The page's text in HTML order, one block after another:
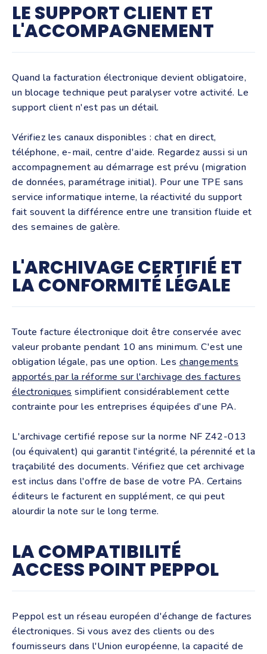
LE SUPPORT CLIENT ET
L'ACCOMPAGNEMENT
Quand la facturation électronique devient obligatoire,
un blocage technique peut paralyser votre activité. Le
support client n'est pas un détail.
Vérifiez les canaux disponibles : chat en direct,
téléphone, e-mail, centre d'aide. Regardez aussi si un
accompagnement au démarrage est prévu (migration
de données, paramétrage initial). Pour une TPE sans
service informatique interne, la réactivité du support
fait souvent la différence entre une transition fluide et
des semaines de galère.
L'ARCHIVAGE CERTIFIÉ ET
LA CONFORMITÉ LÉGALE
Toute facture électronique doit être conservée avec
valeur probante pendant 10 ans minimum. C'est une
obligation légale, pas une option. Les changements
apportés par la réforme sur l'archivage des factures
électroniques simplifient considérablement cette
contrainte pour les entreprises équipées d'une PA.
L'archivage certifié repose sur la norme NF Z42-013
(ou équivalent) qui garantit l'intégrité, la pérennité et la
traçabilité des documents. Vérifiez que cet archivage
est inclus dans l'offre de base de votre PA. Certains
éditeurs le facturent en supplément, ce qui peut
alourdir la note sur le long terme.
LA COMPATIBILITÉ
ACCESS POINT PEPPOL
Peppol est un réseau européen d'échange de factures
électroniques. Si vous avez des clients ou des
fournisseurs dans l'Union européenne, la capacité de